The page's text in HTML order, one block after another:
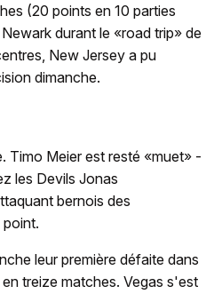
(20 points en 10 parties
durant le «road trip» de
New Jersey a pu
dimanche.
Timo Meier est resté «muet» -
les Devils Jonas
bernois des
leur première défaite dans
treize matches. Vegas s'est